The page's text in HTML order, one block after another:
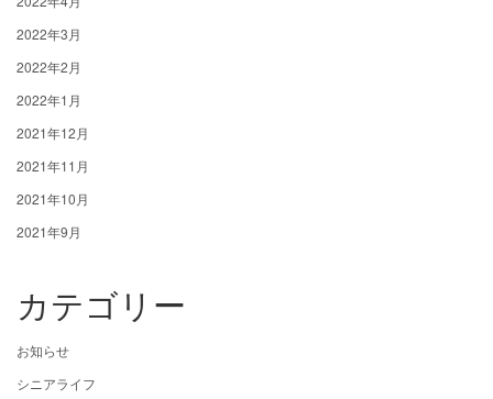
2022年3月
2022年2月
2022年1月
2021年12月
2021年11月
2021年10月
2021年9月
カテゴリー
お知らせ
シニアライフ